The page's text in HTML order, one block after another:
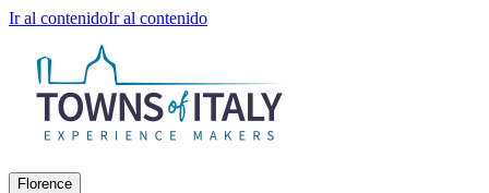
Ir al contenidoIr al contenido
Florence